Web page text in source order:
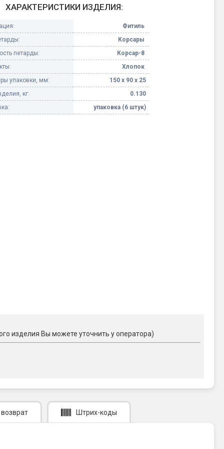
Небесные фонарики
Оборудование для
спецэффектов
Елочные гирлянды
ХАРАКТЕРИСТИКИ ИЗДЕЛИЯ:
Фитиль
Корсары
петарды:
Корсар-8
Хлопок
упаковки, мм:
150 х 90 х 25
кг:
0.130
упаковка (6 штук)
изделия Вы можете уточнить у оператора)
Штрих-коды